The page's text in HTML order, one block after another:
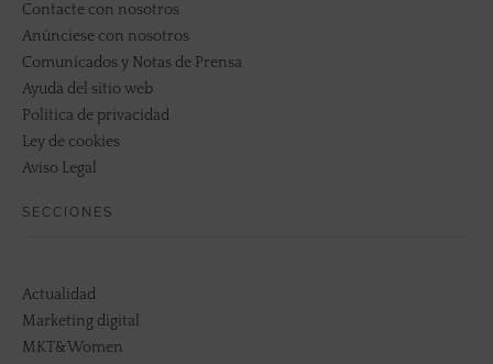
Contacte con nosotros
Anúnciese con nosotros
Comunicados y Notas de Prensa
Ayuda del sitio web
Política de privacidad
Ley de cookies
Aviso Legal
SECCIONES
Actualidad
Marketing digital
MKT&Women